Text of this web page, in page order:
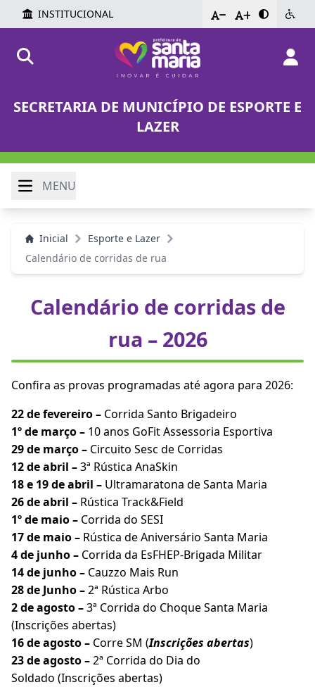
INSTITUCIONAL - +
SECRETARIA DE MUNICÍPIO DE ESPORTE E
LAZER
MENU
Inicial
Esporte e Lazer
Calendário de corridas de rua
Calendário de corridas de
rua – 2026
Confira as provas programadas até agora para 2026:
22 de fevereiro – Corrida Santo Brigadeiro
1º de março – 10 anos GoFit Assessoria Esportiva
29 de março – Circuito Sesc de Corridas
12 de abril –3ª Rústica AnaSkin
18 e 19 de abril – Ultramaratona de Santa Maria
26 de abril – Rústica Track&Field
1º de maio – Corrida do SESI
17 de maio – Rústica de Aniversário Santa Maria
4 de junho – Corrida da EsFHEP-Brigada Militar
14 de junho – Cauzzo Mais Run
28 de Junho –2ª Rústica Arbo
2 de agosto –3ª Corrida do Choque Santa Maria
(Inscrições abertas)
16 de agosto – Corre SM (Inscrições abertas)
23 de agosto –2ª Corrida do Dia do
Soldado (Inscrições abertas)